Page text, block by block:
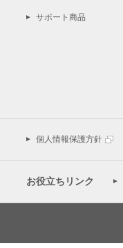
サポート商品
個人情報保護方針
お役立ちリンク